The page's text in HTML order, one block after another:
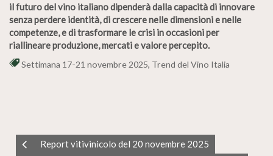
il futuro del vino italiano dipenderà dalla capacità di innovare
senza perdere identità, di crescere nelle dimensioni e nelle
competenze, e di trasformare le crisi in occasioni per
riallineare produzione, mercati e valore percepito.
Settimana 17-21 novembre 2025, Trend del Vino Italia
Report vitivinicolo del 20 novembre 2025